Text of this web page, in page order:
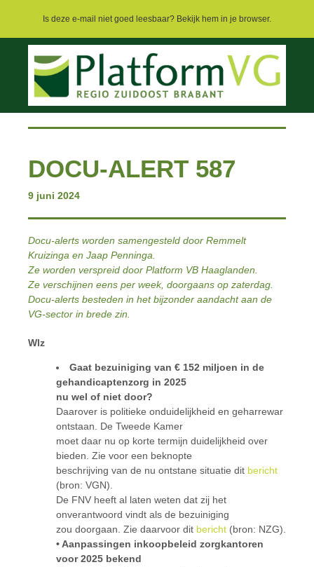
Is deze e-mail niet goed leesbaar? Bekijk hem in je browser.
DOCU-ALERT 587
9 juni 2024
Docu-alerts worden samengesteld door Remmelt
Kruizinga en Jaap Penninga.
Ze worden verspreid door Platform VB Haaglanden.
Ze verschijnen eens per week, doorgaans op zaterdag.
Docu-alerts besteden in het bijzonder aandacht aan de
VG-sector in brede zin.
Wlz
Gaat bezuiniging van € 152 miljoen in de
gehandicaptenzorg in 2025
nu wel of niet door?
Daarover is politieke onduidelijkheid en geharrewar
ontstaan. De Tweede Kamer
moet daar nu op korte termijn duidelijkheid over
bieden. Zie voor een beknopte
beschrijving van de nu ontstane situatie dit bericht
(bron: VGN).
De FNV heeft al laten weten dat zij het
onverantwoord vindt als de bezuiniging
zou doorgaan. Zie daarvoor dit bericht (bron: NZG).
• Aanpassingen inkoopbeleid zorgkantoren
voor 2025 bekend